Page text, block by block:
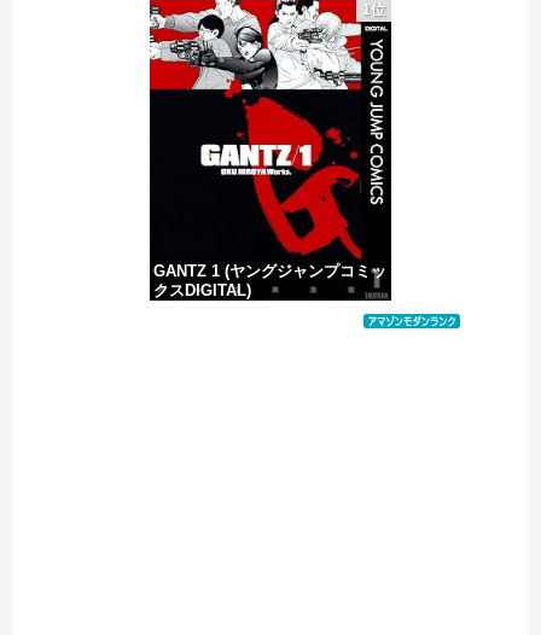
防衛費、過去最大の8.9兆円へ →政府「最終的に10兆円規模になる可能性」
PTA会長「PTA参加拒否した親へ最終警告。こうなってもいい？」
【なんで】竹島ソングを歌う韓国アイドルグループが待望の日本デビュー
1位
GANTZ 1 (ヤングジャンプコミッ
クスDIGITAL)
価格：¥100